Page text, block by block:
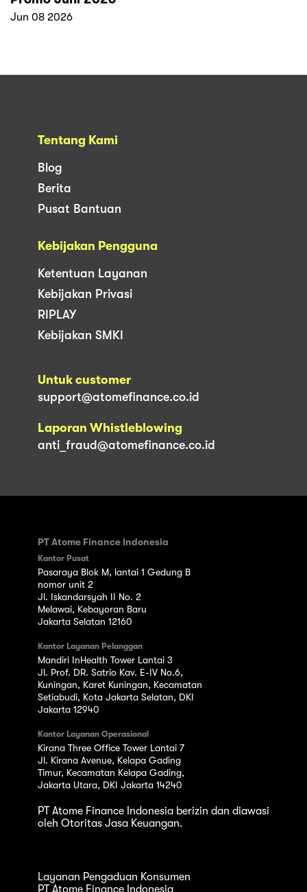
Jun 08 2026
Tentang Kami
Blog
Berita
Pusat Bantuan
Kebijakan Pengguna
Ketentuan Layanan
Kebijakan Privasi
RIPLAY
Kebijakan SMKI
Untuk customer
support@atomefinance.co.id
Laporan Whistleblowing
anti_fraud@atomefinance.co.id
PT Atome Finance Indonesia
Kantor Pusat
Pasaraya Blok M, lantai 1 Gedung B
nomor unit 2
Jl. Iskandarsyah II No. 2
Melawai, Kebayoran Baru
Jakarta Selatan 12160
Kantor Layanan Pelanggan
Mandiri InHealth Tower Lantai 3
Jl. Prof. DR. Satrio Kav. E-IV No.6,
Kuningan, Karet Kuningan, Kecamatan
Setiabudi, Kota Jakarta Selatan, DKI
Jakarta 12940
Kantor Layanan Operasional
Kirana Three Office Tower Lantai 7
Jl. Kirana Avenue, Kelapa Gading
Timur, Kecamatan Kelapa Gading,
Jakarta Utara, DKI Jakarta 14240
PT Atome Finance Indonesia berizin dan diawasi
oleh Otoritas Jasa Keuangan.
Layanan Pengaduan Konsumen
PT Atome Finance Indonesia